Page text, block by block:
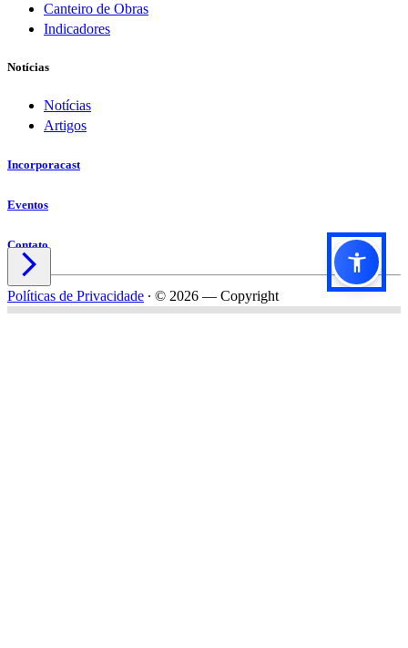
Canteiro de Obras
Indicadores
Notícias
Notícias
Artigos
Incorporacast
Eventos
Contato

Políticas de Privacidade ∙ © 2026 — Copyright